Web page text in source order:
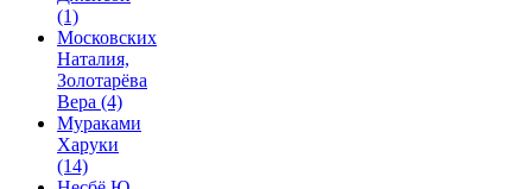
(1)
Московских
Наталия,
Золотарёва
Вера (4)
Мураками
Харуки
(14)